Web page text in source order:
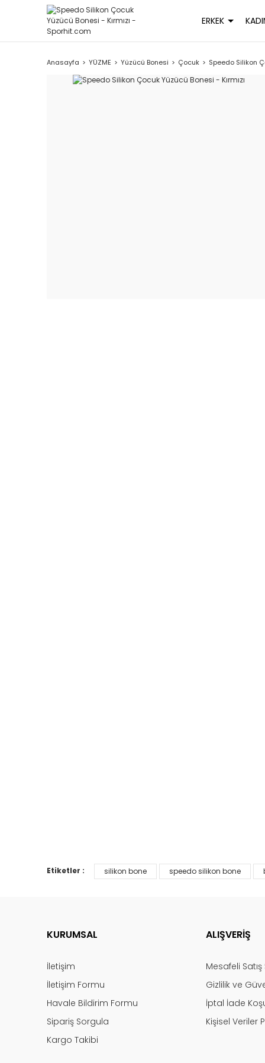
ERKEK
Anasayfa YÜZME Yüzücü Bonesi Çocuk Speedo Silikon
Etiketler : silikon bone speedo silikon bone
KURUMSAL
İletişim
İletişim Formu
Havale Bildirim Formu
Sipariş Sorgula
Kargo Takibi
ALIŞVERİŞ
Mesafeli
Gizlilik ve
İptal İade
Kişisel Veriler